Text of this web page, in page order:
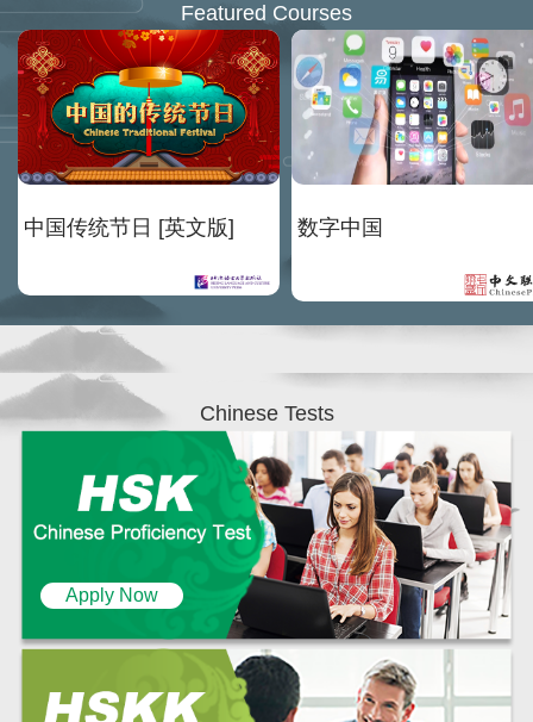
Featured Courses
中国传统节日 [英文版] 数字中国
Chinese Tests
Apply Now